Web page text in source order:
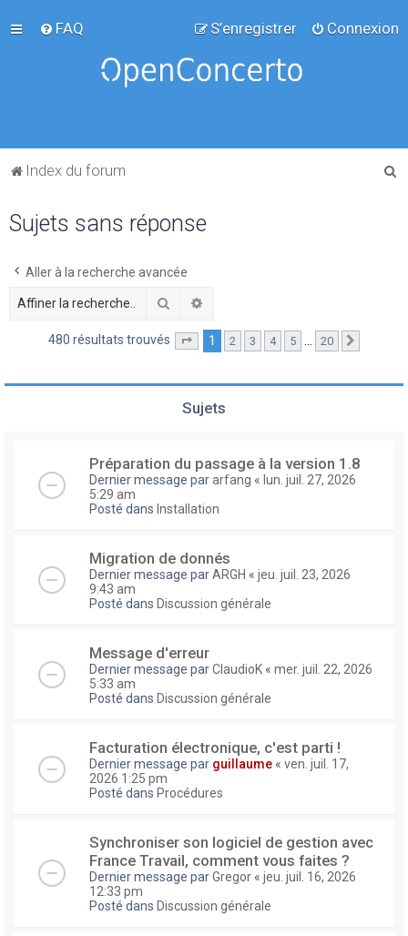
FAQ Connexion
S’enregistrer
Index du forum
Sujets sans réponse
Aller à la recherche avancée
Rechercher
480 résultats trouvés Page sur20
1 2 3 4 5 … 20
Sujets
Préparation du passage à la version 1.8
Dernier message pararfang « lun. juil. 27, 2026
5:29 am
Posté dans Installation
Migration de donnés
Dernier message parARGH « jeu. juil. 23, 2026
9:43 am
Posté dans Discussion générale
Message d'erreur
Dernier message parClaudioK « mer. juil. 22, 2026
5:33 am
Posté dans Discussion générale
Facturation électronique, c'est parti !
Dernier message par guillaume « ven. juil. 17,
2026 1:25 pm
Posté dans Procédures
Synchroniser son logiciel de gestion avec
France Travail, comment vous faites ?
Dernier message parGregor « jeu. juil. 16, 2026
12:33 pm
Posté dans Discussion générale